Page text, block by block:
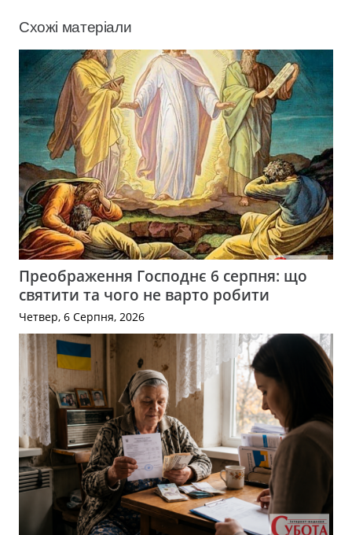
Схожі матеріали
Преображення Господнє 6 серпня: що
святити та чого не варто робити
Четвер, 6 Серпня, 2026